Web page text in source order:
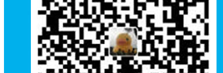
老街 河北
熊秀丽
与大地对话的人——杨拯
陆